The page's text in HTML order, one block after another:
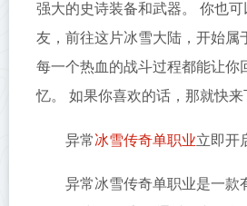
强大的史诗装备和武器。 你也
友，前往这片冰雪大陆，开始属
每一个热血的战斗过程都能让你
忆。 如果你喜欢的话，那就快来
异常冰雪传奇单职业立即开
异常冰雪传奇单职业是一款